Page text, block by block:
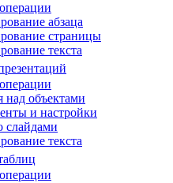
абзаца
страницы
текста
над объектами
и настройки
слайдами
текста